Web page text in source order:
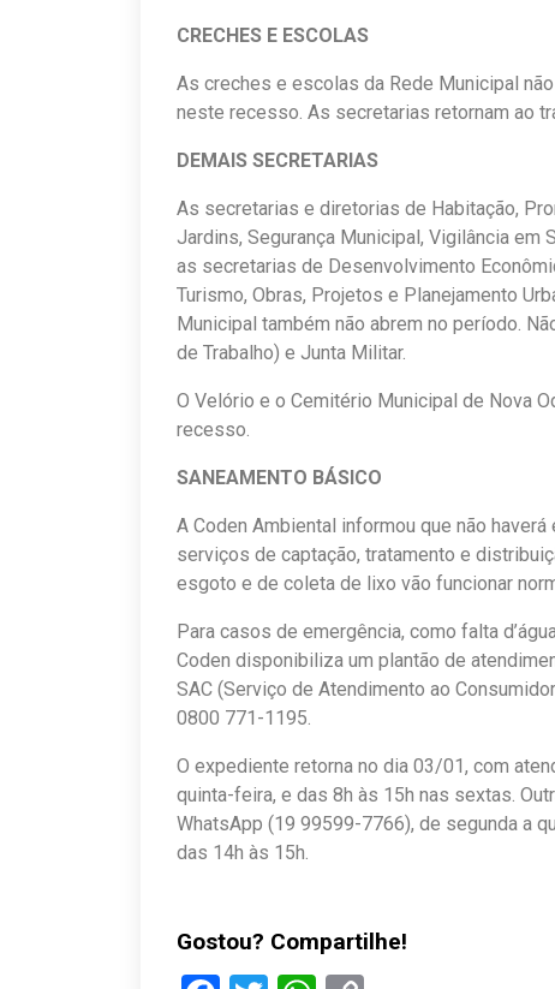
CRECHES E ESCOLAS
As creches e escolas da Rede Municipal
neste recesso. As secretarias retornam ao
DEMAIS SECRETARIAS
As secretarias e diretorias de Habitação,
Jardins, Segurança Municipal, Vigilância em
as secretarias de Desenvolvimento
Turismo, Obras, Projetos e Planejamento
Municipal também não abrem no período.
de Trabalho) e Junta Militar.
O Velório e o Cemitério Municipal de Nova
recesso.
SANEAMENTO BÁSICO
A Coden Ambiental informou que não
serviços de captação, tratamento e
esgoto e de coleta de lixo vão funcionar
Para casos de emergência, como falta
Coden disponibiliza um plantão de
SAC (Serviço de Atendimento ao
0800 771-1195.
O expediente retorna no dia 03/01, com
quinta-feira, e das 8h às 15h nas sextas.
WhatsApp (19 99599-7766), de segunda a
das 14h às 15h.
Gostou? Compartilhe!